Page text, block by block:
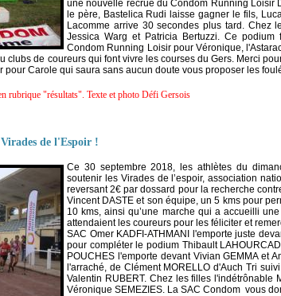
une nouvelle recrue du Condom Running Loisir
le père, Bastelica Rudi laisse gagner le fils,
Lacomme arrive 30 secondes plus tard. Chez
Jessica Warg et Patricia Bertuzzi. Ce
Condom Running Loisir pour Véronique,
clubs de coureurs qui font vivre les courses du Gers. Merci
Carole qui saura sans aucun doute vous proposer les
rubrique "résultats". Texte et photo Défi Gersois
de l'Espoir !
Ce 30 septembre 2018, les athlètes du
soutenir les Virades de l’espoir, association
reversant 2€ par dossard pour la recherche
Vincent DASTE et son équipe, un 5 kms pour
10 kms, ainsi qu’une marche qui a accueilli
attendaient les coureurs pour les féliciter et
SAC Omer KADFI-ATHMANI l'emporte juste
pour compléter le podium Thibault
POUCHES l'emporte devant Vivian GEMMA et
l'arraché, de Clément MORELLO d'Auch Tri
Valentin RUBERT. Chez les filles l'indétrônable
Véronique SEMEZIES. La SAC Condom vous